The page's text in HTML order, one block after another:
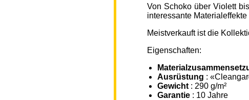
Von Schoko über Violett
interessante
Meistverkauft ist die
Eigenschaften:
Ausrüstung :
Gewicht: 290 g/m²
Garantie: 10 Jahre